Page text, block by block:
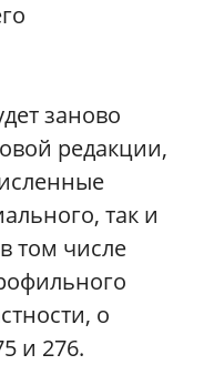
заново
редакции,
так и
том числе
о
и 276.